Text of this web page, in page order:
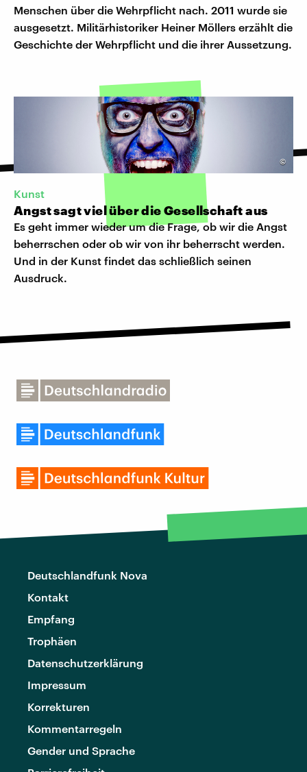
Menschen über die Wehrpflicht nach. 2011 wurde sie
ausgesetzt. Militärhistoriker Heiner Möllers erzählt die
Geschichte der Wehrpflicht und die ihrer Aussetzung.
©
Kunst
Angst sagt viel über die Gesellschaft aus
Es geht immer wieder um die Frage, ob wir die Angst
beherrschen oder ob wir von ihr beherrscht werden.
Und in der Kunst findet das schließlich seinen
Ausdruck.
Deutschlandfunk Nova
Kontakt
Empfang
Trophäen
Datenschutzerklärung
Impressum
Korrekturen
Kommentarregeln
Gender und Sprache